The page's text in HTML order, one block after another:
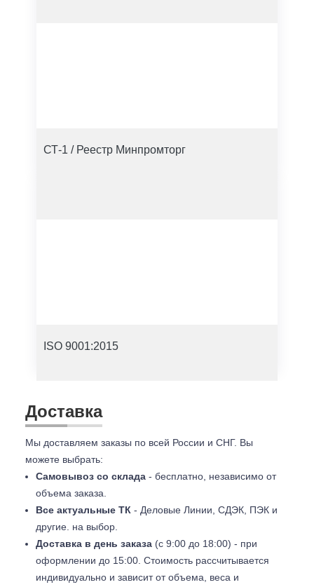
СТ-1 / Реестр Минпромторг
ISO 9001:2015
Доставка
Мы доставляем заказы по всей России и СНГ. Вы
можете выбрать:
Самовывоз со склада - бесплатно, независимо от
объема заказа.
Все актуальные ТК - Деловые Линии, СДЭК, ПЭК и
другие. на выбор.
Доставка в день заказа (с 9:00 до 18:00) - при
оформлении до 15:00. Стоимость рассчитывается
индивидуально и зависит от объема, веса и